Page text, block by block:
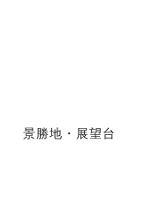
景勝地・展望台